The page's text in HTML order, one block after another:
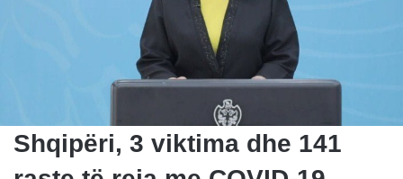
Shqipëri, 3 viktima dhe 141